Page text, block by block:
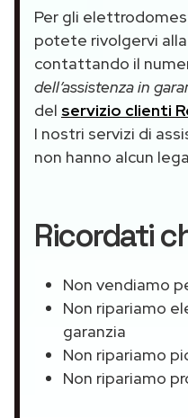
Per gli
potete rivolgervi
contattando il
dell’assistenza in
del servizio clienti
I nostri servizi di
non hanno alcun
Ricordati
Non vendiamo
Non ripariamo
garanzia
Non ripariamo
Non ripariamo